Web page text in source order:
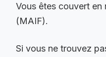
Vous êtes couvert en
(MAIF).
Si vous ne trouvez